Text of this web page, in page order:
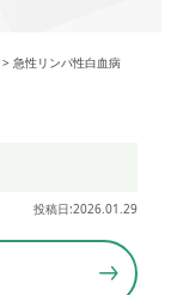
> 急性リンパ性白血病
投稿日:2026.01.29